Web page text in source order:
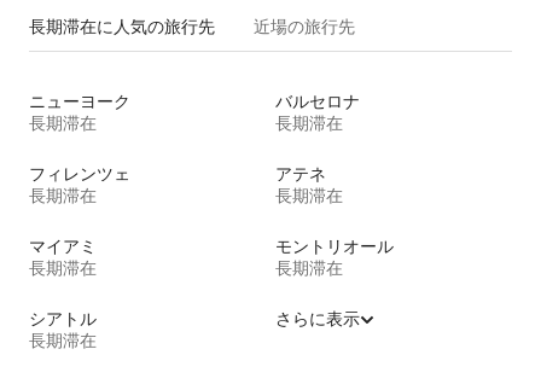
長期滞在に人気の旅行先 近場の旅行先
ニューヨーク
長期滞在
バルセロナ
長期滞在
フィレンツェ
長期滞在
アテネ
長期滞在
マイアミ
長期滞在
モントリオール
長期滞在
シアトル
長期滞在
さらに表示